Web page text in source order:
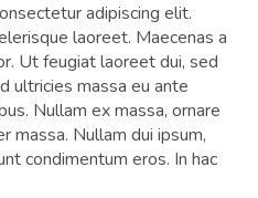
adipiscing elit.
laoreet. Maecenas a
Ut feugiat laoreet dui, sed
ultricies massa eu ante
Nullam ex massa, ornare
massa. Nullam dui ipsum,
condimentum eros. In hac